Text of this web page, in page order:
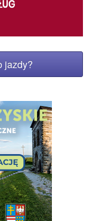
jazdy?